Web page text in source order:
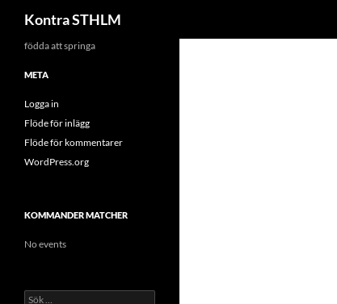
Hoppa
Kontra STHLM
födda att springa
META
Logga in
Flöde för inlägg
Flöde för kommentarer
WordPress.org
KOMMANDER MATCHER
No events
Sök